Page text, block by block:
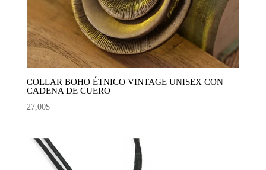
COLLAR BOHO ÉTNICO VINTAGE UNISEX CON
CADENA DE CUERO
27,00$